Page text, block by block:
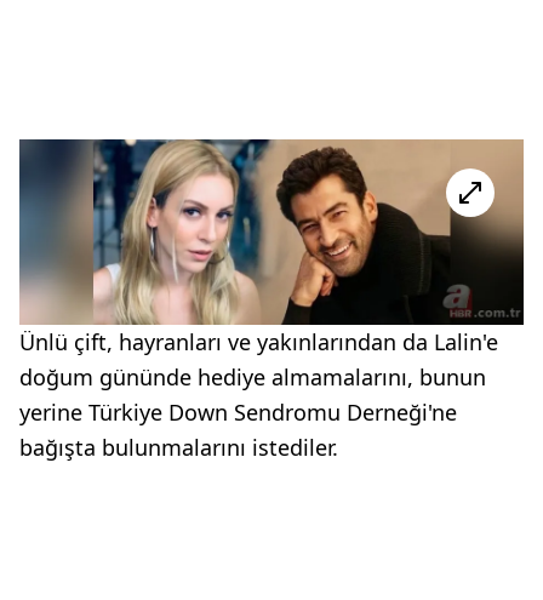
Ünlü çift, hayranları ve yakınlarından da Lalin'e
doğum gününde hediye almamalarını, bunun
yerine Türkiye Down Sendromu Derneği'ne
bağışta bulunmalarını istediler.